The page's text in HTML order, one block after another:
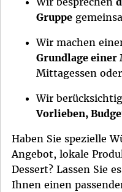
Gruppe
Wir machen
Grundlage einer
Mittagessen
Wir
Vorlieben,
Haben Sie spezielle
Angebot, lokale
Dessert? Lassen Sie
Ihnen einen